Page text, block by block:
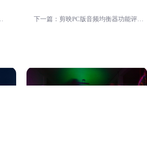
下一篇：剪映PC版音频均衡器功能评测与使用技巧